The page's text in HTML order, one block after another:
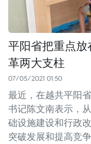
平阳省把重点
革两大支柱
07/05/2021 01:50
最近，在越共平阳
书记陈文南表示，
础设施建设和行政
突破发展和提高竞